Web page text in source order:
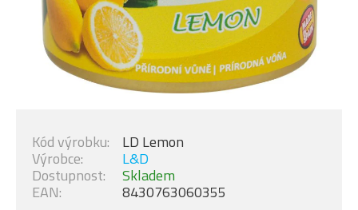
Dostupnost: Skladem
Výrobce: L&D
Kód výrobku: LD Lemon
EAN: 8430763060355